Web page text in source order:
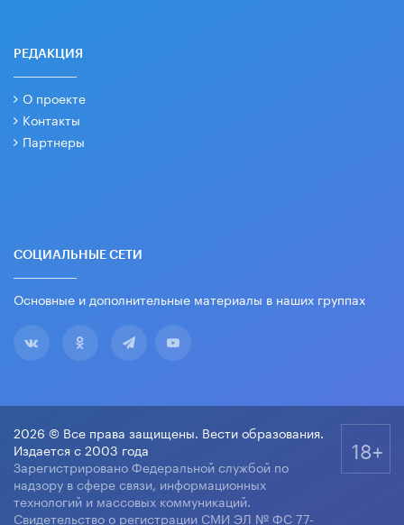
РЕДАКЦИЯ
О проекте
Контакты
Партнеры
СОЦИАЛЬНЫЕ СЕТИ
Основные и дополнительные материалы в наших группах
2026 © Все права защищены. Вести образования.
Издается с 2003 года
Зарегистрировано Федеральной службой по
надзору в сфере связи, информационных
технологий и массовых коммуникаций.
Свидетельство о регистрации СМИ ЭЛ № ФС 77-
18+